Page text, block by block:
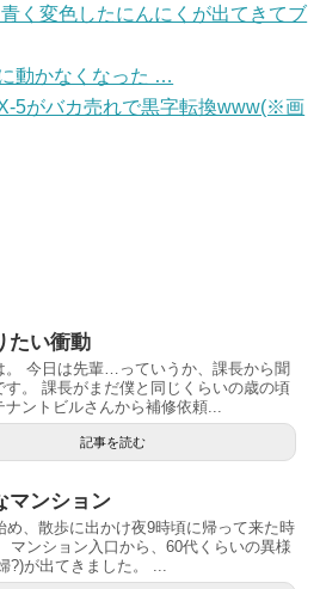
く変色したにんにくが出てきてブ
動かなくなった …
5がバカ売れで黒字転換www(※画
たい衝動
。 今日は先輩…っていうか、課長から聞
す。 課長がまだ僕と同じくらいの歳の頃
ナントビルさんから補修依頼...
記事を読む
マンション
め、散歩に出かけ夜9時頃に帰って来た時
マンション入口から、60代くらいの異様
?)が出てきました。 ...